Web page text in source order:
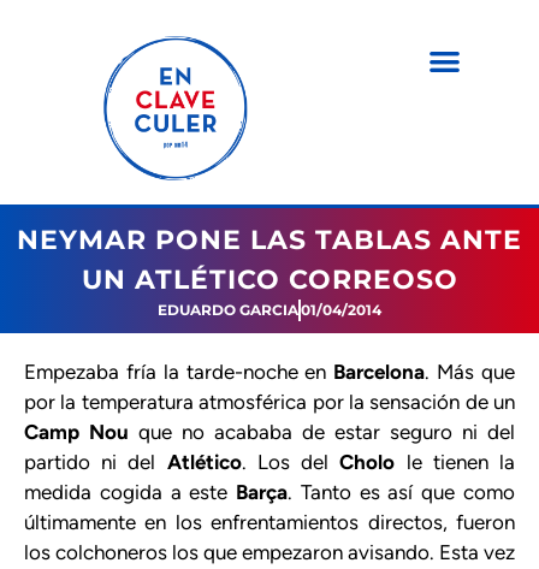
NEYMAR PONE LAS TABLAS ANTE
UN ATLÉTICO CORREOSO
EDUARDO GARCIA01/04/2014
Empezaba fría la tarde-noche en Barcelona. Más que
por la temperatura atmosférica por la sensación de un
Camp Nou que no acababa de estar seguro ni del
partido ni del Atlético. Los delCholo le tienen la
medida cogida a este Barça. Tanto es así que como
últimamente en los enfrentamientos directos, fueron
los colchoneros los que empezaron avisando. Esta vez